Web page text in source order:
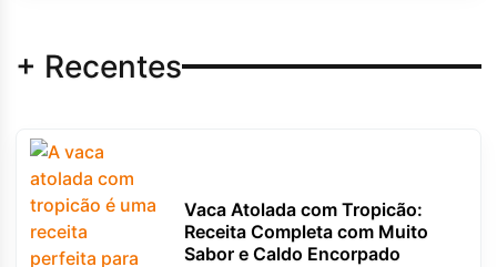
+ Recentes
Vaca Atolada com Tropicão:
Receita Completa com Muito
Sabor e Caldo Encorpado